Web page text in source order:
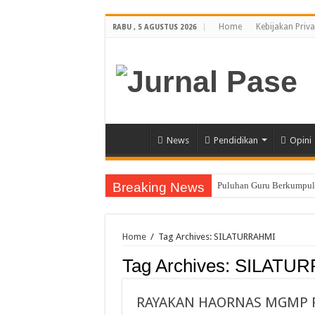
RABU , 5 AGUSTUS 2026 Home Kebijakan
News Pendidikan Opini
Breaking News Puluhan Guru
Guru PJOK SMAN 1
7 Siswa SMAN 1
Home / Tag Archives: SILATURRAHMI
Tag Archives:
RAYAKAN HAORNAS